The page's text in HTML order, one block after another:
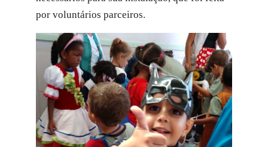
por voluntários parceiros.